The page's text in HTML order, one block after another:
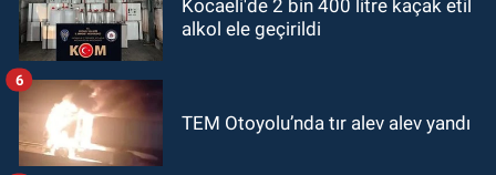
Kocaeli'de 2 bin 400 litre kaçak etil
alkol ele geçirildi
TEM Otoyolu’nda tır alev alev yandı
6